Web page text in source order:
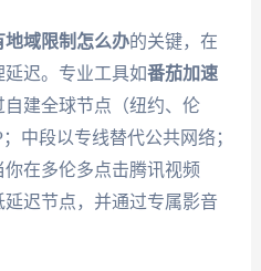
域限制怎么办的关键，在
迟。专业工具如番茄加速
建全球节点（纽约、伦
中段以专线替代公共网络；
在多伦多点击腾讯视频
迟节点，并通过专属影音